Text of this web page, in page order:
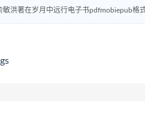
敏洪著在岁月中远行电子书pdfmobiepub格